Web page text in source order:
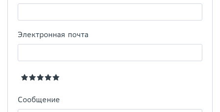
Электронная почта
Сообщение